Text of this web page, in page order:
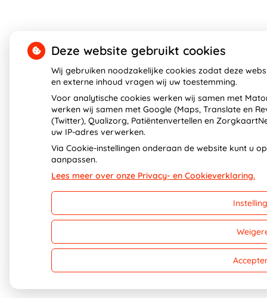
Deze website gebruikt cookies
Wij gebruiken noodzakelijke cookies zodat deze
en externe inhoud vragen wij uw toestemming.
Voor analytische cookies werken wij samen met
werken wij samen met Google (Maps, Translate en
(Twitter), Qualizorg, Patiëntenvertellen en
uw IP-adres verwerken.
Via Cookie-instellingen onderaan de website kunt u
aanpassen.
Lees meer over onze Privacy- en Cookieverklaring.